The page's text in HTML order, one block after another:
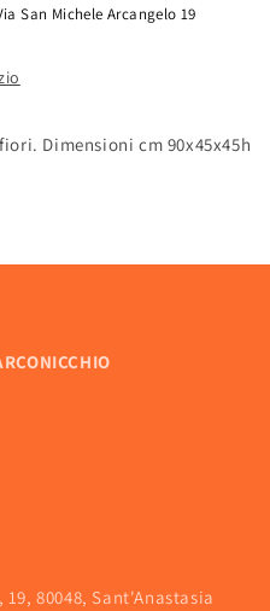
San Michele Arcangelo 19
Dimensioni cm 90x45x45h
80048, Sant'Anastasia